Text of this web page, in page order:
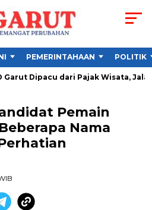
PEMERINTAHAAN POLITIK
Dipacu dari Pajak Wisata, Jalan
Pemain
Nama